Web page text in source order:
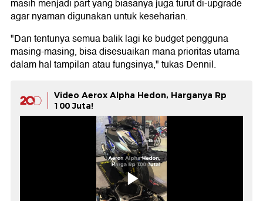
masih menjadi part yang biasanya juga turut di-upgrade
agar nyaman digunakan untuk keseharian.
"Dan tentunya semua balik lagi ke budget pengguna
masing-masing, bisa disesuaikan mana prioritas utama
dalam hal tampilan atau fungsinya," tukas Dennil.
Video Aerox Alpha Hedon, Harganya Rp
100 Juta!